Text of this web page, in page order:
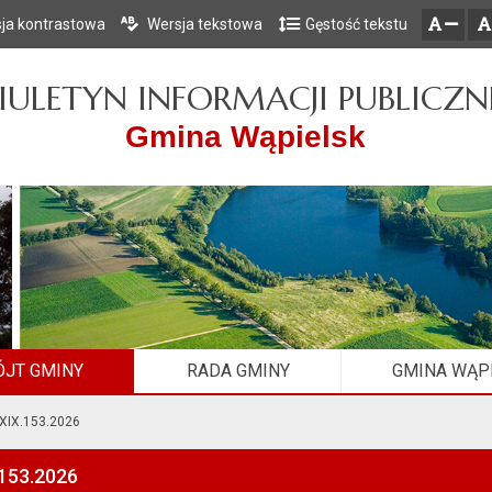
Przejdź do głównego menu
Przejdź do treści
Przejdź do mapy serwisu
kontrastowa Wersja tekstowa Gęstość tekstu
INFORMACJI
Gmina Wąpielsk
GMINY RADA GMINY GMINA